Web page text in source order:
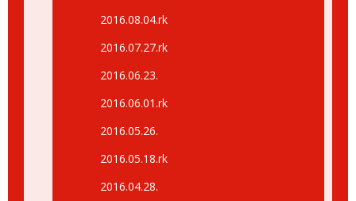
2016.08.04.rk
2016.07.27.rk
2016.06.23.
2016.06.01.rk
2016.05.26.
2016.05.18.rk
2016.04.28.